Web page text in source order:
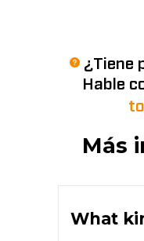
¿Tiene
Hable
Más
What